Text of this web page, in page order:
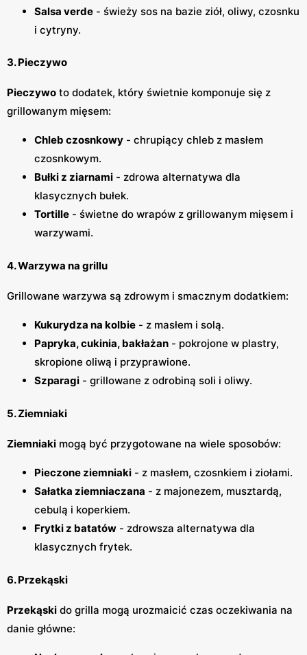
Salsa verde - świeży sos na bazie ziół, oliwy, czosnku
i cytryny.
3. Pieczywo
Pieczywo to dodatek, który świetnie komponuje się z
grillowanym mięsem:
Chleb czosnkowy - chrupiący chleb z masłem
czosnkowym.
Bułki z ziarnami - zdrowa alternatywa dla
klasycznych bułek.
Tortille - świetne do wrapów z grillowanym mięsem i
warzywami.
4. Warzywa na grillu
Grillowane warzywa są zdrowym i smacznym dodatkiem:
Kukurydza na kolbie - z masłem i solą.
Papryka, cukinia, bakłażan - pokrojone w plastry,
skropione oliwą i przyprawione.
Szparagi - grillowane z odrobiną soli i oliwy.
5. Ziemniaki
Ziemniaki mogą być przygotowane na wiele sposobów:
Pieczone ziemniaki - z masłem, czosnkiem i ziołami.
Sałatka ziemniaczana - z majonezem, musztardą,
cebulą i koperkiem.
Frytki z batatów - zdrowsza alternatywa dla
klasycznych frytek.
6. Przekąski
Przekąski do grilla mogą urozmaicić czas oczekiwania na
danie główne: